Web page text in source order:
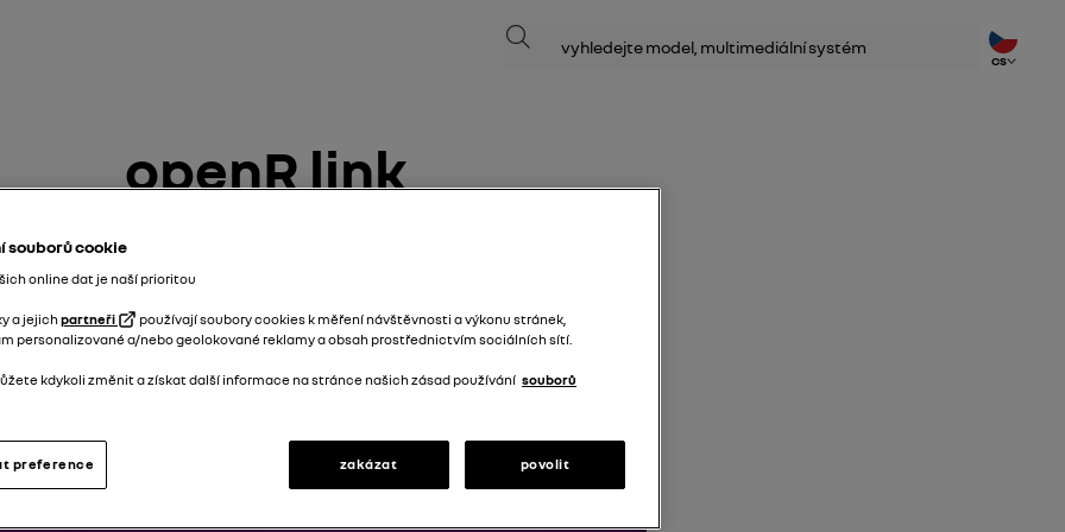
Hledat
CS
openR link
souborů cookie
online dat je naší prioritou
a jejichpartneři
používají soubory cookies k měření návštěvnosti a výkonu stránek,
personalizované a/nebo geolokované reklamy a obsah prostřednictvím sociálních sítí.
kdykoli změnit a získat další informace na stránce našich zásad používání souborů
zakázat povolit
preference